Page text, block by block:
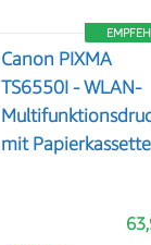
Canon PIXMA
TS6550I - WLAN-
mit Papierkassette
vom Smartphone